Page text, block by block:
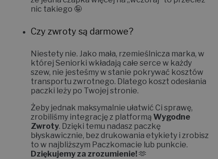
nic takiego 🤪
Czy zwroty są darmowe?
Niestety nie. Jako mała, rzemieślnicza marka, w
której Seniorki wkładają całe serce w każdy
szew, nie jesteśmy w stanie pokrywać kosztów
transportu zwrotnego. Dlatego koszt odesłania
paczki leży po Twojej stronie.
Żeby jednak maksymalnie ułatwić Ci sprawę,
zrobiliśmy integrację z platformą Wygodne
Zwroty. Dzięki temu nadasz paczkę
błyskawicznie, bez drukowania etykiety i zrobisz
to w najbliższym Paczkomacie lub punkcie.
Dziękujemy za zrozumienie!🫶